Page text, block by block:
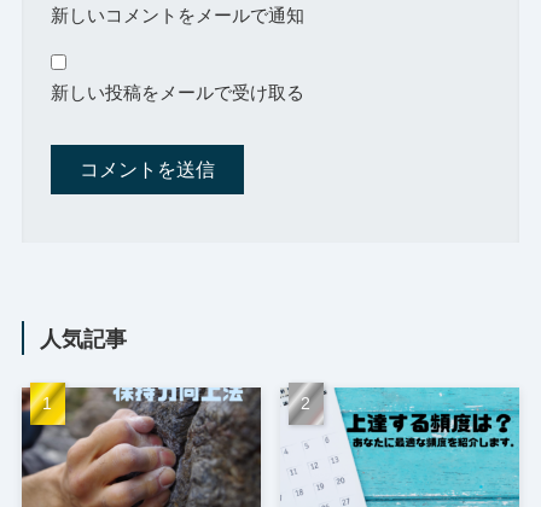
新しいコメントをメールで通知
新しい投稿をメールで受け取る
人気記事